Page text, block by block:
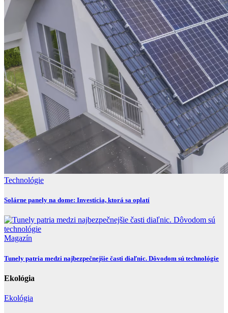
Technológie
Solárne panely na dome: Investícia, ktorá sa oplatí
Magazín
Tunely patria medzi najbezpečnejšie časti diaľnic. Dôvodom sú technológie
Ekológia
Ekológia